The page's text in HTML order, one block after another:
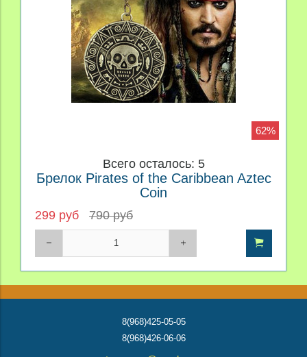
62%
Всего осталось: 5
Брелок Pirates of the Caribbean Aztec
Coin
299 руб 790 руб
8(968)425-05-05
8(968)426-06-06